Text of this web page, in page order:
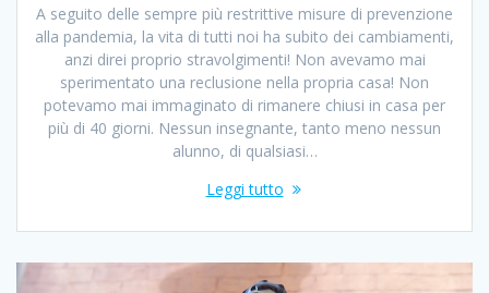
A seguito delle sempre più restrittive misure di prevenzione
alla pandemia, la vita di tutti noi ha subito dei cambiamenti,
anzi direi proprio stravolgimenti! Non avevamo mai
sperimentato una reclusione nella propria casa! Non
potevamo mai immaginato di rimanere chiusi in casa per
più di 40 giorni. Nessun insegnante, tanto meno nessun
alunno, di qualsiasi…
Leggi tutto